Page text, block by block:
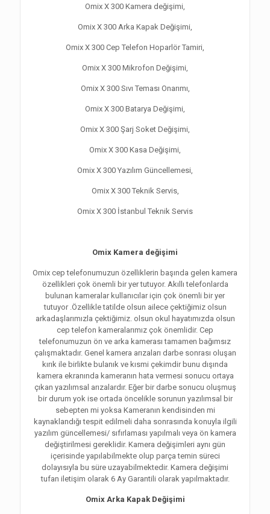
Omix X 300 Kamera değişimi,
Omix X 300 Arka Kapak Değişimi,
Omix X 300 Cep Telefon Hoparlör Tamiri,
Omix X 300 Mikrofon Değişimi,
Omix X 300 Sıvı Teması Onarımı,
Omix X 300 Batarya Değişimi,
Omix X 300 Şarj Soket Değişimi,
Omix X 300 Kasa Değişimi,
Omix X 300 Yazılım Güncellemesi,
Omix X 300 Teknik Servis,
Omix X 300 İstanbul Teknik Servis
Omix Kamera değişimi
Omix cep telefonumuzun özelliklerin başında gelen kamera
özellikleri çok önemli bir yer tutuyor. Akıllı telefonlarda
bulunan kameralar kullanıcılar için çok önemli bir yer
tutuyor .Özellikle tatilde olsun ailece çektiğimiz olsun
arkadaşlarımızla çektiğimiz. olsun okul hayatımızda olsun
cep telefon kameralarımız çok önemlidir. Cep
telefonumuzun ön ve arka kamerası tamamen bağımsız
çalışmaktadır. Genel kamera arızaları darbe sonrası oluşan
kırık ile birlikte bulanık ve kısmi çekimdir bunu dışında
kamera ekranında kameranın hata vermesi sonucu ortaya
çıkan yazılımsal arızalardır. Eğer bir darbe sonucu oluşmuş
bir durum yok ise ortada öncelikle sorunun yazılımsal bir
sebepten mi yoksa Kameranın kendisinden mi
kaynaklandığı tespit edilmeli daha sonrasında konuyla ilgili
yazılım güncellemesi/ sıfırlaması yapılmalı veya ön kamera
değiştirilmesi gereklidir. Kamera değişimleri aynı gün
içerisinde yapılabilmekte olup parça temin süreci
dolayısıyla bu süre uzayabilmektedir. Kamera değişimi
tufan iletişim olarak 6 Ay Garantili olarak yapılmaktadır.
Omix Arka Kapak Değişimi